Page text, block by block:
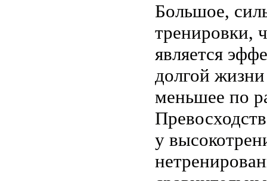
Большое,
тренировки,
является
долгой
меньшее по
у